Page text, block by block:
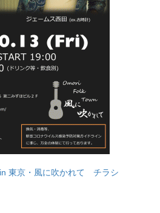
東京・風に吹かれて チラシ